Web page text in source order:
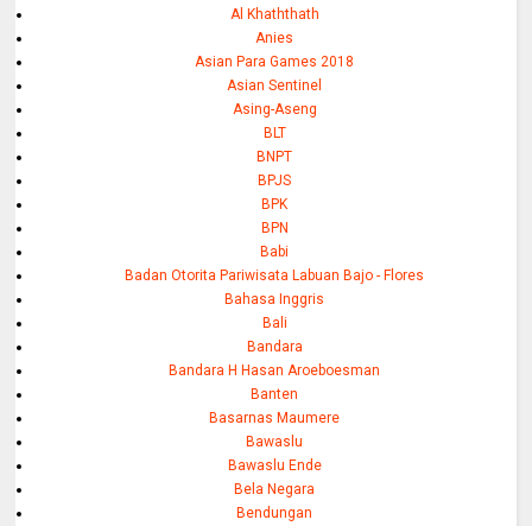
Al Khaththath
Anies
Asian Para Games 2018
Asian Sentinel
Asing-Aseng
BLT
BNPT
BPJS
BPK
BPN
Babi
Badan Otorita Pariwisata Labuan Bajo - Flores
Bahasa Inggris
Bali
Bandara
Bandara H Hasan Aroeboesman
Banten
Basarnas Maumere
Bawaslu
Bawaslu Ende
Bela Negara
Bendungan